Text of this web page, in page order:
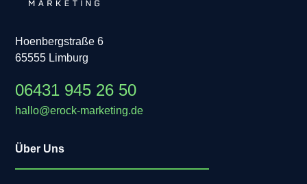
Hoenbergstraße 6
65555 Limburg
06431 945 26 50
hallo@erock-marketing.de
Über Uns